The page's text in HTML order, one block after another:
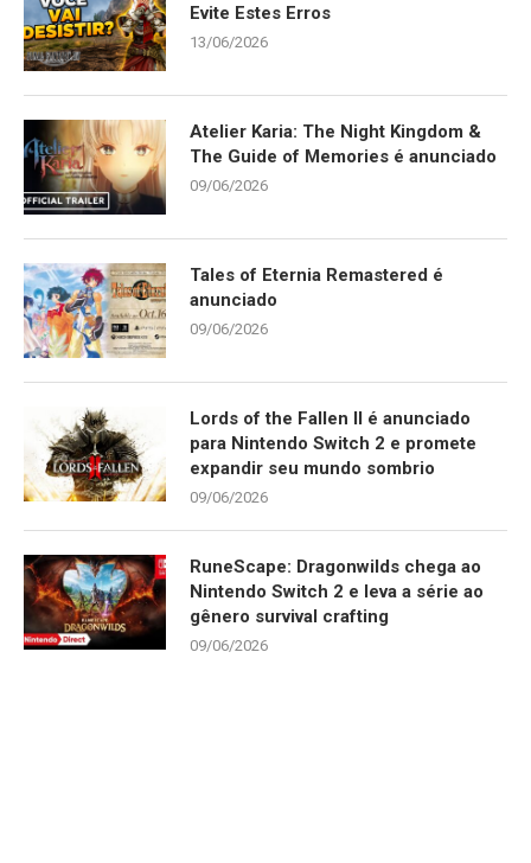
Evite Estes Erros
13/06/2026
Atelier Karia: The Night Kingdom &
The Guide of Memories é anunciado
09/06/2026
Tales of Eternia Remastered é
anunciado
09/06/2026
Lords of the Fallen II é anunciado
para Nintendo Switch 2 e promete
expandir seu mundo sombrio
09/06/2026
RuneScape: Dragonwilds chega ao
Nintendo Switch 2 e leva a série ao
gênero survival crafting
09/06/2026